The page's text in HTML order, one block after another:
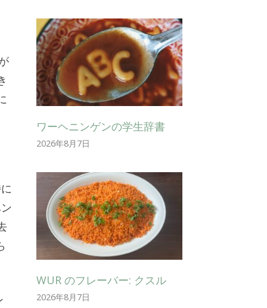
ワーヘニンゲンの学生辞書
2026年8月7日
WUR のフレーバー: クスル
2026年8月7日